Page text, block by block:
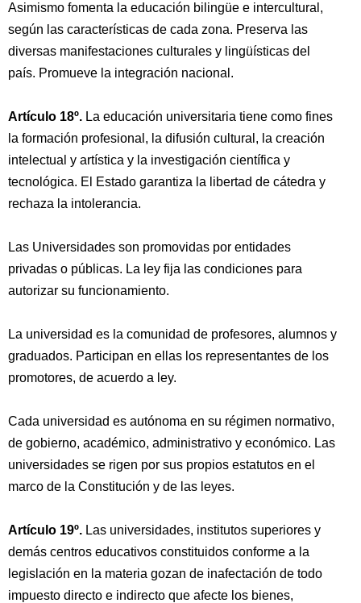
Asimismo fomenta la educación bilingüe e intercultural,
según las características de cada zona. Preserva las
diversas manifestaciones culturales y lingüísticas del
país. Promueve la integración nacional.
Artículo 18º. La educación universitaria tiene como fines
la formación profesional, la difusión cultural, la creación
intelectual y artística y la investigación científica y
tecnológica. El Estado garantiza la libertad de cátedra y
rechaza la intolerancia.
Las Universidades son promovidas por entidades
privadas o públicas. La ley fija las condiciones para
autorizar su funcionamiento.
La universidad es la comunidad de profesores, alumnos y
graduados. Participan en ellas los representantes de los
promotores, de acuerdo a ley.
Cada universidad es autónoma en su régimen normativo,
de gobierno, académico, administrativo y económico. Las
universidades se rigen por sus propios estatutos en el
marco de la Constitución y de las leyes.
Artículo 19º. Las universidades, institutos superiores y
demás centros educativos constituidos conforme a la
legislación en la materia gozan de inafectación de todo
impuesto directo e indirecto que afecte los bienes,